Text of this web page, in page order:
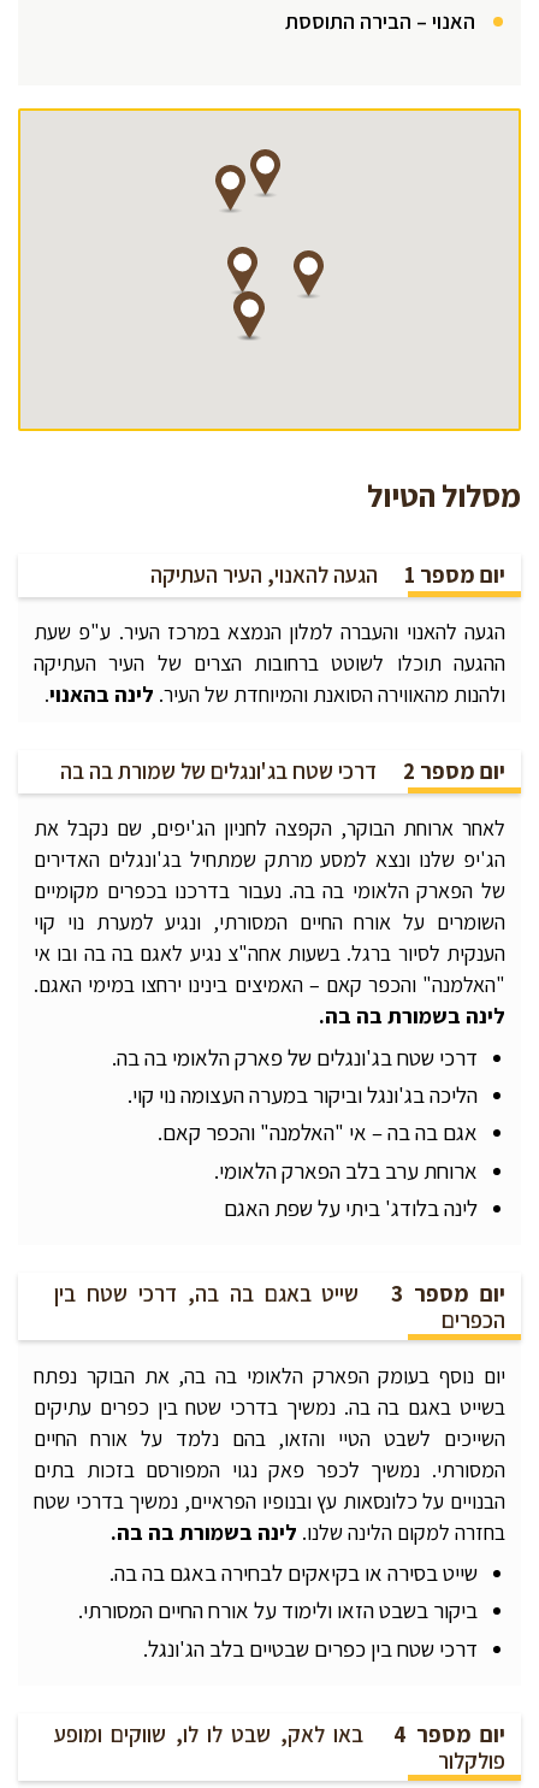
האנוי – הבירה התוססת
מסלול הטיול
יום מספר 1 הגעה להאנוי, העיר העתיקה
הגעה להאנוי והעברה למלון הנמצא במרכז העיר. ע"פ שעת
ההגעה תוכלו לשוטט ברחובות הצרים של העיר העתיקה
ולהנות מהאווירה הסואנת והמיוחדת של העיר. לינה בהאנוי.
יום מספר 2 דרכי שטח בג'ונגלים של שמורת בה בה
לאחר ארוחת הבוקר, הקפצה לחניון הג'יפים, שם נקבל את
הג'יפ שלנו ונצא למסע מרתק שמתחיל בג'ונגלים האדירים
של הפארק הלאומי בה בה. נעבור בדרכנו בכפרים מקומיים
השומרים על אורח החיים המסורתי, ונגיע למערת נוי קוי
הענקית לסיור ברגל. בשעות אחה"צ נגיע לאגם בה בה ובו אי
"האלמנה" והכפר קאם – האמיצים בינינו ירחצו במימי האגם.
לינה בשמורת בה בה.
דרכי שטח בג'ונגלים של פארק הלאומי בה בה.
הליכה בג'ונגל וביקור במערה העצומה נוי קוי.
אגם בה בה – אי "האלמנה" והכפר קאם.
ארוחת ערב בלב הפארק הלאומי.
לינה בלודג' ביתי על שפת האגם
יום מספר 3
שייט באגם בה בה, דרכי שטח בין
הכפרים
יום נוסף בעומק הפארק הלאומי בה בה, את הבוקר נפתח
בשייט באגם בה בה. נמשיך בדרכי שטח בין כפרים עתיקים
השייכים לשבט הטיי והזאו, בהם נלמד על אורח החיים
המסורתי. נמשיך לכפר פאק נגוי המפורסם בזכות בתים
הבנויים על כלונסאות עץ ובנופיו הפראיים, נמשיך בדרכי שטח
בחזרה למקום הלינה שלנו. לינה בשמורת בה בה.
שייט בסירה או בקיאקים לבחירה באגם בה בה.
ביקור בשבט הזאו ולימוד על אורח החיים המסורתי.
דרכי שטח בין כפרים שבטיים בלב הג'ונגל.
יום מספר 4
באו לאק, שבט לו לו, שווקים ומופע
פולקלור